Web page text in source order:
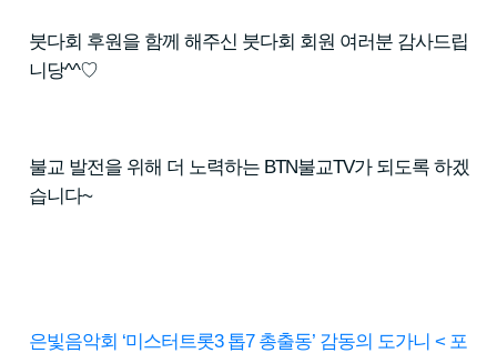
붓다회 후원을 함께 해주신 붓다회 회원 여러분 감사드립
니당^^♡
불교 발전을 위해 더 노력하는 BTN불교TV가 되도록 하겠
습니다~
은빛음악회 ‘미스터트롯3 톱7 총출동’ 감동의 도가니 < 포